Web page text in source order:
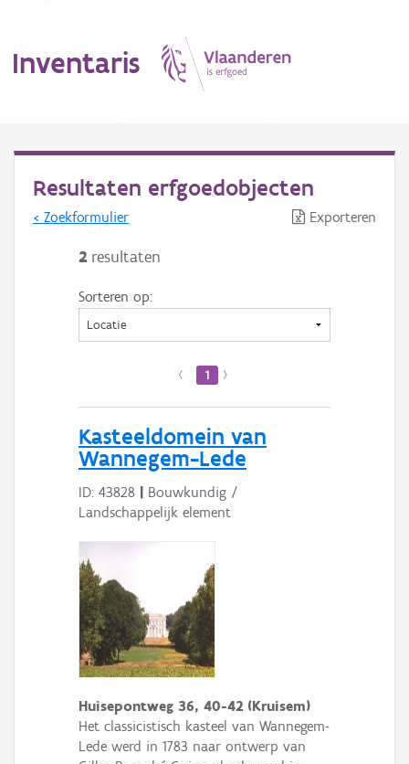
Inventaris
Erfgoedobject
Aanduidingsobject
Waarneming
Resultaten erfgoedobjecten
< Zoekformulier Exporteren
2 resultaten
Sorteren op:
‹ 1 ›
Kasteeldomein van
Wannegem-Lede
ID: 43828 | Bouwkundig /
Landschappelijk element
Huisepontweg 36, 40-42 (Kruisem)
Het classicistisch kasteel van Wannegem-
Lede werd in 1783 naar ontwerp van